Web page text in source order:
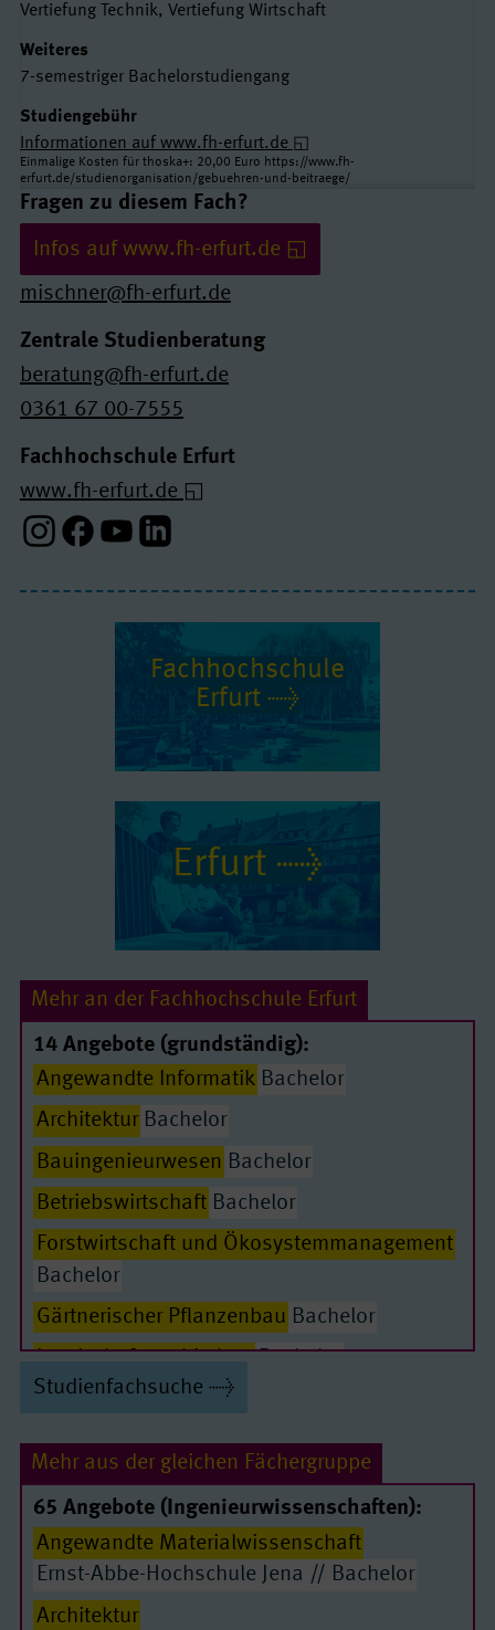
Vertiefung Technik, Vertiefung Wirtschaft
Weiteres
7-semestriger Bachelorstudiengang
Studiengebühr
Informationen auf www.fh-erfurt.de
Einmalige Kosten für thoska+: 20,00 Euro https://www.fh-
erfurt.de/studienorganisation/gebuehren-und-beitraege/
Links und Kontakte
Fragen zu diesem Fach?
Infos auf www.fh-erfurt.de
mischner@fh-erfurt.de
Zentrale Studienberatung
beratung@fh-erfurt.de
0361 67 00-7555
Fachhochschule Erfurt
www.fh-erfurt.de
Instagram-Profil
Facebook-Profil
Youtube-Profil
Linkedin-Profil
Fach­hoch­schule
Erfurt
Erfurt
Mehr an der Fachhochschule Erfurt
14 Angebote (grundständig):
Angewandte Informatik Bachelor
Architektur Bachelor
Bauingenieurwesen Bachelor
Betriebswirtschaft Bachelor
Forstwirtschaft und Ökosystemmanagement
Bachelor
Gärtnerischer Pflanzenbau Bachelor
Landschaftsarchitektur Bachelor
Leiten und Führen in der Kindheitspädagogik
Nachhaltige Gebäude- und Energiesysteme
Bachelor
Pädagogik der Kindheit Bachelor
Soziale Arbeit Bachelor
Studienfachsuche
Mehr aus der gleichen Fächergruppe
65 Angebote (Ingenieurwissenschaften):
Angewandte Materialwissenschaft
Ernst-Abbe-Hochschule Jena // Bachelor
Architektur